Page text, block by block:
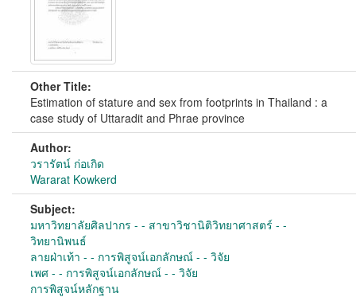
Other Title:
Estimation of stature and sex from footprints in Thailand : a
case study of Uttaradit and Phrae province
Author:
วรารัตน์ ก่อเกิด
Wararat Kowkerd
Subject:
มหาวิทยาลัยศิลปากร - - สาขาวิชานิติวิทยาศาสตร์ - -
วิทยานิพนธ์
ลายฝ่าเท้า - - การพิสูจน์เอกลักษณ์ - - วิจัย
เพศ - - การพิสูจน์เอกลักษณ์ - - วิจัย
การพิสูจน์หลักฐาน